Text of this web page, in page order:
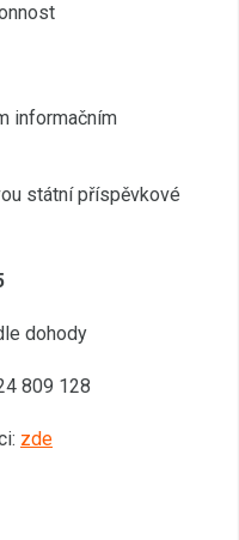
informačním
státní příspěvkové
dohody
809 128
zde